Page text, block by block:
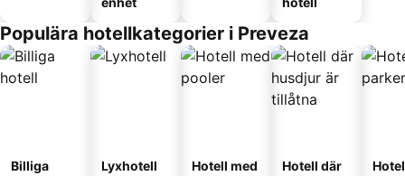
Populära hotellkategorier i Preveza
Billiga
Lyxhotell
Hotell med
Hotell där